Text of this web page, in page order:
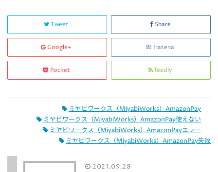
Tweet Share
Google+ Hatena
Pocket feedly
ミヤビワークス（MiyabiWorks）AmazonPay
ミヤビワークス（MiyabiWorks）AmazonPay使えない
ミヤビワークス（MiyabiWorks）AmazonPayエラー
ミヤビワークス（MiyabiWorks）AmazonPay失敗
2021.09.28